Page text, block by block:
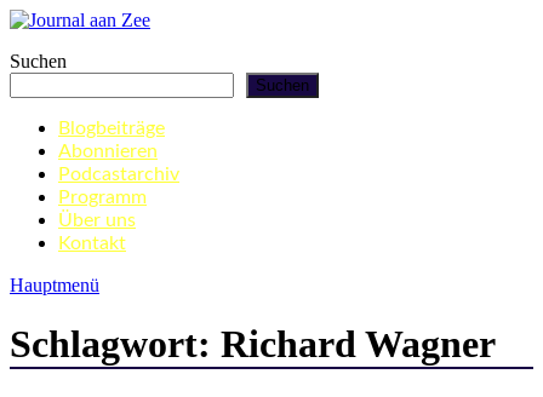
Zum
springen
Journal aan Zee
Suchen
Suchen
Blogbeiträge
Abonnieren
Podcastarchiv
Programm
Über uns
Kontakt
Hauptmenü
Schlagwort: Richard Wagner